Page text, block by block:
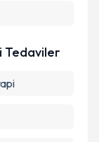
Tedaviler